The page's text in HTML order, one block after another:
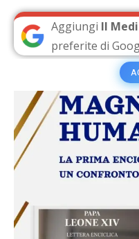
Aggiungi Il
preferite di